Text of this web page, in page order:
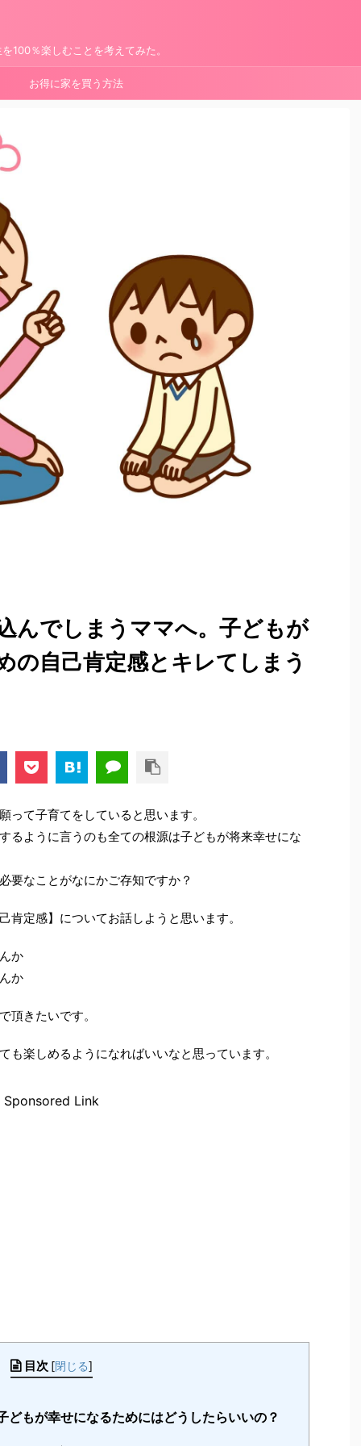
100％楽しむことを考えてみた。
お得に家を買う方法
んでしまうママへ。子どもが
の自己肯定感とキレてしまう
って子育てをしていると思います。
るように言うのも全ての根源は子どもが将来幸せにな
要なことがなにかご存知ですか？
定感】についてお話しようと思います。
か
か
頂きたいです。
も楽しめるようになればいいなと思っています。
Sponsored Link
目次 [閉じる]
もが幸せになるためにはどうしたらいいの？